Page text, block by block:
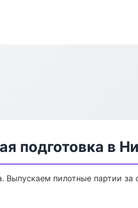
подготовка в
Выпускаем пилотные партии